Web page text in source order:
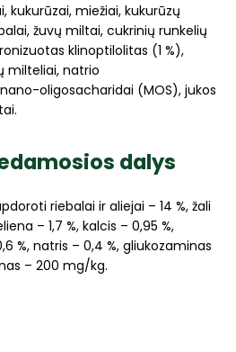
kukurūzai, miežiai, kukurūzų
žuvų miltai, cukrinių runkelių
klinoptilolitas (1 %),
milteliai, natrio
oligosacharidai (MOS), jukos
dalys
riebalai ir aliejai – 14 %, žali
– 1,7 %, kalcis – 0,95 %,
%, natris – 0,4 %, gliukozaminas
– 200 mg/kg.